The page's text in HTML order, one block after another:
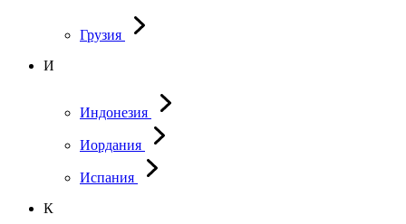
Грузия
И
Индонезия
Иордания
Испания
К